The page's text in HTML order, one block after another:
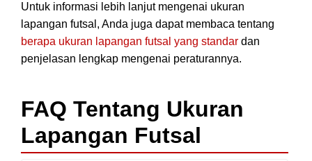
Untuk informasi lebih lanjut mengenai ukuran
lapangan futsal, Anda juga dapat membaca tentang
berapa ukuran lapangan futsal yang standar dan
penjelasan lengkap mengenai peraturannya.
FAQ Tentang Ukuran
Lapangan Futsal